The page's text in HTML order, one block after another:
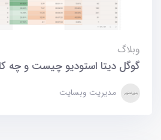
وبلاگ
گوگل دیتا استودیو چیست و چه
مدیریت وبسایت